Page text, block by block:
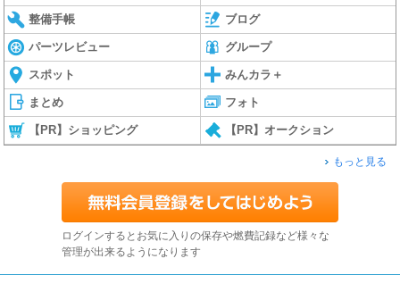
整備手帳 ブログ
パーツレビュー グループ
スポット みんカラ＋
まとめ フォト
【PR】ショッピング 【PR】オークション
もっと見る
ログインするとお気に入りの保存や燃費記録など様々な
管理が出来るようになります